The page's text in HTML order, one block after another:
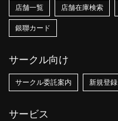
店舗一覧 店舗在庫検索
銀聯カード
サークル向け
サークル委託案内 新規登録
サービス